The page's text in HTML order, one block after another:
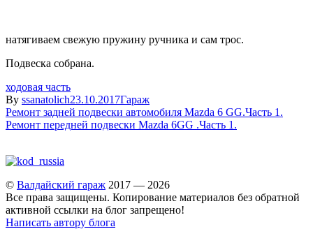
натягиваем свежую пружину ручника и сам трос.
Подвеска собрана.
ходовая часть
By ssanatolich23.10.2017Гараж
Навигация
по
записям
Ремонт задней подвески автомобиля Mazda 6 GG.Часть 1.
Ремонт передней подвески Mazda 6GG .Часть 1.
© Валдайский гараж 2017 — 2026
Все права защищены. Копирование материалов без обратной
активной ссылки на блог запрещено!
Написать автору блога